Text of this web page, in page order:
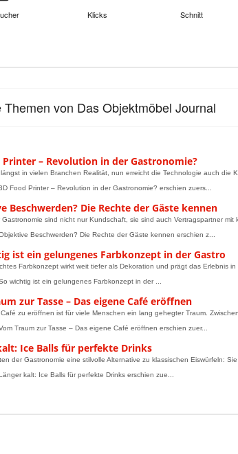
Klicks Schnitt
Themen von Das Objektmöbel Journal
Printer – Revolution in der Gastronomie?
längst in vielen Branchen Realität, nun erreicht die Technologie auch die
Food Printer – Revolution in der Gastronomie? erschien zuers...
Beschwerden? Die Rechte der Gäste kennen
sind nicht nur Kundschaft, sie sind auch Vertragspartner
Beschwerden? Die Rechte der Gäste kennen erschien z...
ist ein gelungenes Farbkonzept in der Gastro
Farbkonzept wirkt weit tiefer als Dekoration und prägt das Erlebnis
wichtig ist ein gelungenes Farbkonzept in der ...
zur Tasse – Das eigene Café eröffnen
zu eröffnen ist für viele Menschen ein lang gehegter Traum.
Traum zur Tasse – Das eigene Café eröffnen erschien zuer...
Ice Balls für perfekte Drinks
der Gastronomie eine stilvolle Alternative zu klassischen Eiswürfeln:
kalt: Ice Balls für perfekte Drinks erschien zue...